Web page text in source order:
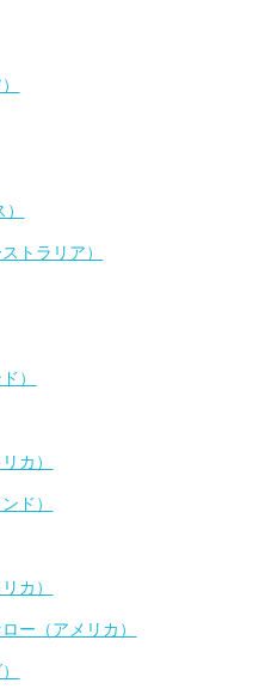
トラリア）
）
カ）
ド）
カ）
ー（アメリカ）